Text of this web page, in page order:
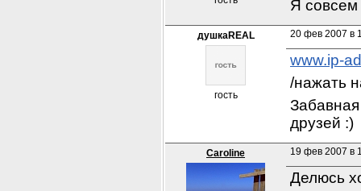
Я совсем
душкаREAL
гость
20 фев 2007 в
www.ip-
/нажать
друзей :)
Caroline 19 фев 2007 в
Делюсь